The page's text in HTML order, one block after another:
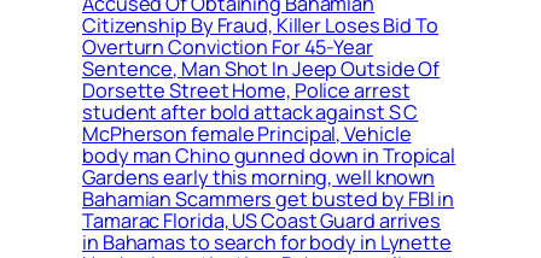
Citizenship By Fraud, Killer Loses Bid To
Overturn Conviction For 45-Year
Sentence, Man Shot In Jeep Outside Of
Dorsette Street Home, Police arrest
student after bold attack against S C
McPherson female Principal, Vehicle
body man Chino gunned down in Tropical
Gardens early this morning, well known
Bahamian Scammers get busted by FBI in
Tamarac Florida, US Coast Guard arrives
in Bahamas to search for body in Lynette